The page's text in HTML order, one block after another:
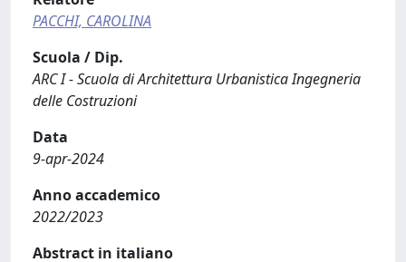
PACCHI, CAROLINA
Scuola / Dip.
ARC I - Scuola di Architettura Urbanistica Ingegneria
delle Costruzioni
Data
9-apr-2024
Anno accademico
2022/2023
Abstract in italiano